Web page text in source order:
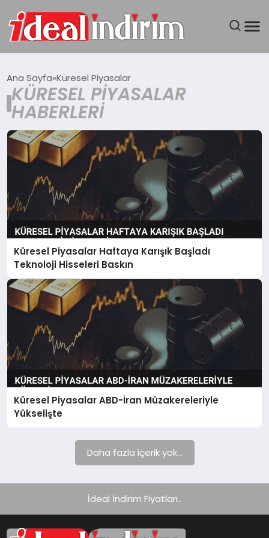
BILGISAYAR
DÜNYA
SEYAHAT
TEKNOLOJI
YAŞAM
Ana Sayfa Küresel Piyasalar
KÜRESEL PIYASALAR
HABERLERI
Küresel Piyasalar Haftaya Karışık Başladı
Teknoloji Hisseleri Baskın
Küresel Piyasalar ABD-İran Müzakereleriyle
Yükselişte
Daha fazla içerik yok...
İdeal İndirim Fiyatları..